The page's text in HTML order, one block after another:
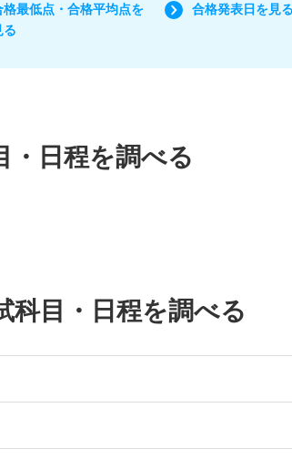
格最低点・合格平均点を
る
合格発表日を見る
・日程を調べる
科目・日程を調べる